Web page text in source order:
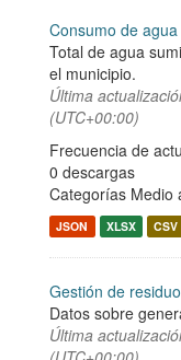
Consumo de agua
Total de agua
el municipio.
Última
(UTC+00:00)
Frecuencia de
0 descargas
Categorías Medio
JSON XLSX CSV
Gestión de
Datos sobre
Última